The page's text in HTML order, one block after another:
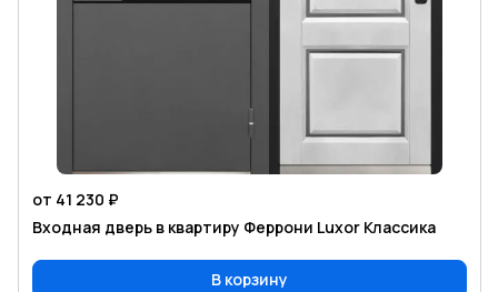
от 41 230 ₽
Входная дверь в квартиру Феррони Luxor Классика
В корзину